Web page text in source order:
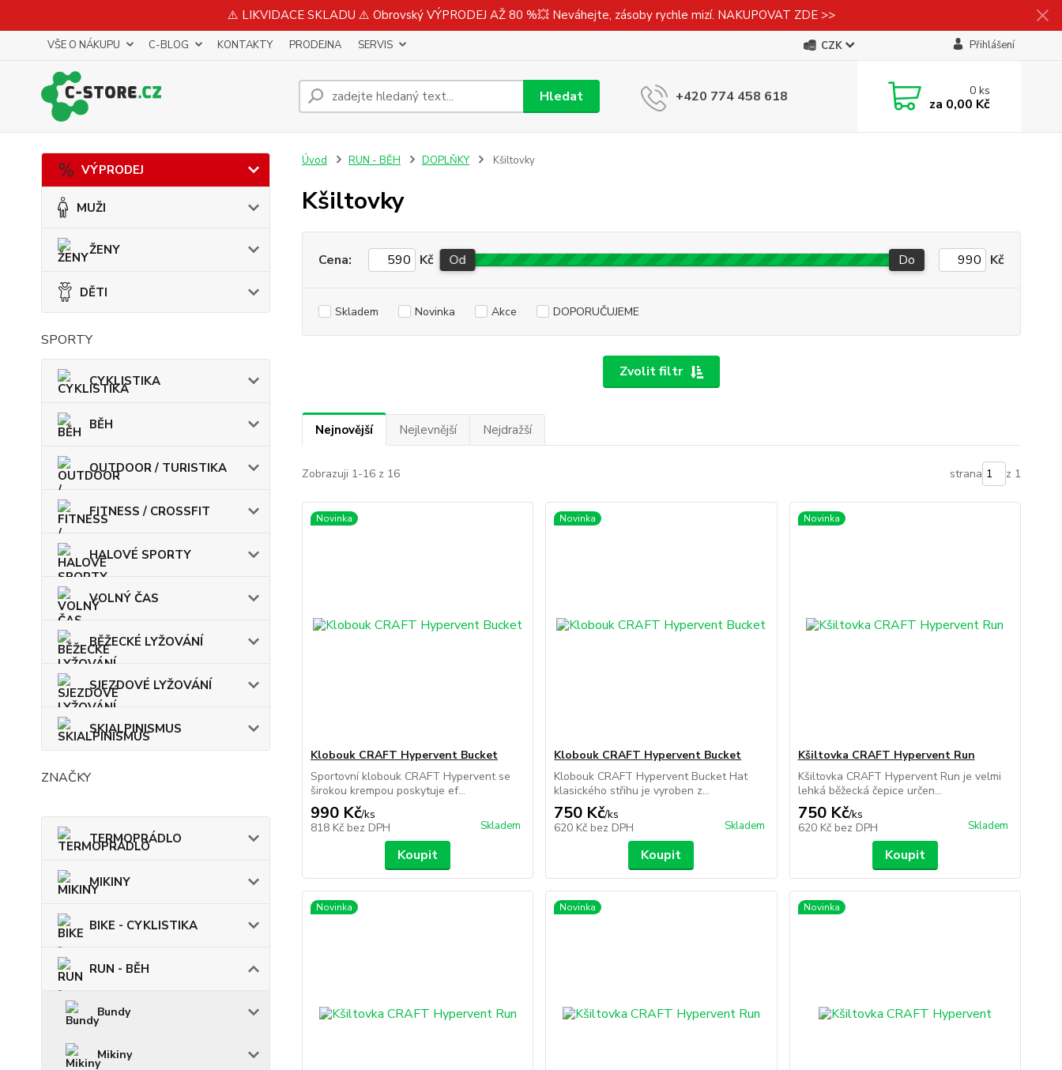
⚠️ LIKVIDACE SKLADU ⚠️ Obrovský VÝPRODEJ AŽ 80 %💥 Neváhejte, zásoby rychle mizí. NAKUPOVAT ZDE >>
VŠE O NÁKUPU C-BLOG KONTAKTY PRODEJNA SERVIS CZK Přihlášení
Hledat +420 774 458 618 0ks
za 0,00 Kč
VÝPRODEJ
MUŽI
ŽENY
DĚTI
SPORTY
CYKLISTIKA
BĚH
OUTDOOR / TURISTIKA
FITNESS / CROSSFIT
HALOVÉ SPORTY
VOLNÝ ČAS
BĚŽECKÉ LYŽOVÁNÍ
SJEZDOVÉ LYŽOVÁNÍ
SKIALPINISMUS
ZNAČKY
TERMOPRÁDLO
MIKINY
BIKE - CYKLISTIKA
RUN - BĚH
Bundy
Mikiny
Úvod RUN - BĚH DOPLŇKY Kšiltovky
Kšiltovky
Zvolit filtr
Cena: Kč Od Do Kč
Skladem Novinka Akce DOPORUČUJEME
Nejnovější Nejlevnější Nejdražší
Zobrazuji 1-16 z 16 strana z 1
Novinka
Klobouk CRAFT Hypervent Bucket
Sportovní klobouk CRAFT Hypervent se
širokou krempou poskytuje ef...
990 Kč/ks
818 Kč bez DPH Skladem
Koupit
Novinka
Klobouk CRAFT Hypervent Bucket
Klobouk CRAFT Hypervent Bucket Hat
klasického střihu je vyroben z...
750 Kč/ks
620 Kč bez DPH Skladem
Koupit
Novinka
Kšiltovka CRAFT Hypervent Run
Kšiltovka CRAFT Hypervent Run je velmi
lehká běžecká čepice určen...
750 Kč/ks
620 Kč bez DPH Skladem
Koupit
Novinka Novinka Novinka